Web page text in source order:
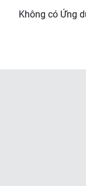
Không có Ứng